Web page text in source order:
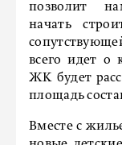
позволит
начать
всего идет о
ЖК будет
площадь
Вместе с